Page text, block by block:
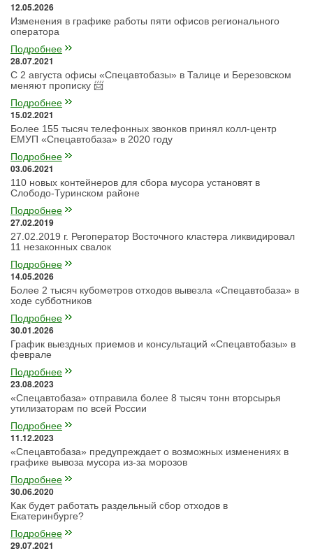
12.05.2026
Изменения в графике работы пяти офисов регионального
оператора
Подробнее
28.07.2021
С 2 августа офисы «Спецавтобазы» в Талице и Березовском
меняют прописку 📨
Подробнее
15.02.2021
Более 155 тысяч телефонных звонков принял колл-центр
ЕМУП «Спецавтобаза» в 2020 году
Подробнее
03.06.2021
110 новых контейнеров для сбора мусора установят в
Слободо-Туринском районе
Подробнее
27.02.2019
27.02.2019 г. Регоператор Восточного кластера ликвидировал
11 незаконных свалок
Подробнее
14.05.2026
Более 2 тысяч кубометров отходов вывезла «Спецавтобаза» в
ходе субботников
Подробнее
30.01.2026
График выездных приемов и консультаций «Спецавтобазы» в
феврале
Подробнее
23.08.2023
«Спецавтобаза» отправила более 8 тысяч тонн вторсырья
утилизаторам по всей России
Подробнее
11.12.2023
«Спецавтобаза» предупреждает о возможных изменениях в
графике вывоза мусора из-за морозов
Подробнее
30.06.2020
Как будет работать раздельный сбор отходов в
Екатеринбурге?
Подробнее
29.07.2021